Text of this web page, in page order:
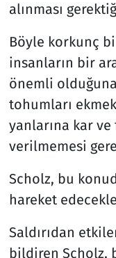
alınması
Böyle korkunç
insanların bir
önemli
tohumları
yanlarına kar ve
verilmemesi
Scholz, bu
hareket
Saldırıdan
bildiren Scholz,